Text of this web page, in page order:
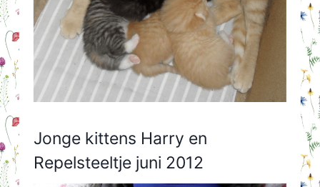
Jonge kittens Harry en
Repelsteeltje juni 2012